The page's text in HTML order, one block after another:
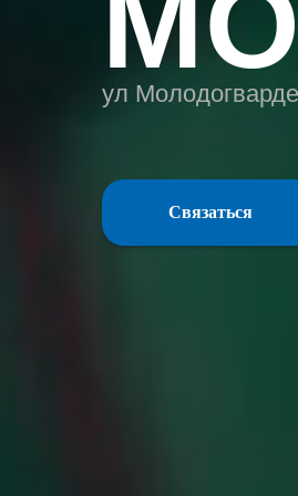
ул
Связаться